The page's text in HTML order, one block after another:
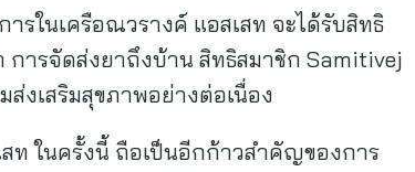
รในเครือณวรางค์ แอสเสท จะได้รับสิทธิ
การจัดส่งยาถึงบ้าน สิทธิสมาชิก Samitivej
งเสริมสุขภาพอย่างต่อเนื่อง
ท ในครั้งนี้ ถือเป็นอีกก้าวสำคัญของการ